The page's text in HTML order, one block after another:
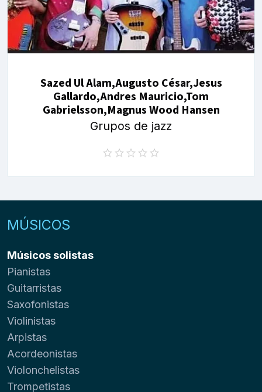
Sazed Ul Alam,Augusto César,Jesus
Gallardo,Andres Mauricio,Tom
Gabrielsson,Magnus Wood Hansen
Grupos de jazz
MÚSICOS
Músicos solistas
Pianistas
Guitarristas
Saxofonistas
Violinistas
Arpistas
Acordeonistas
Violonchelistas
Trompetistas